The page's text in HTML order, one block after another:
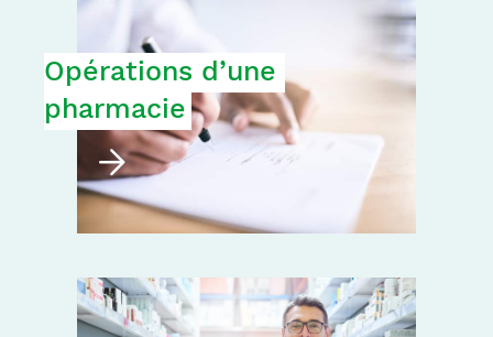
Opérations d’une
pharmacie